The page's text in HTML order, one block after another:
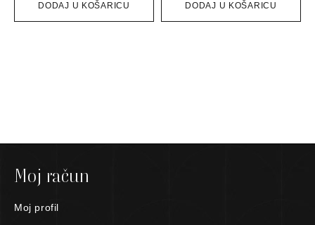
DODAJ U KOŠARICU DODAJ U KOŠARICU
Moj račun
Moj profil